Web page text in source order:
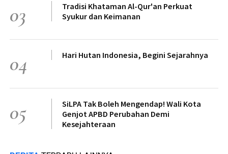
03
Tradisi Khataman Al-Qur'an Perkuat
Syukur dan Keimanan
04 Hari Hutan Indonesia, Begini Sejarahnya
05
SiLPA Tak Boleh Mengendap! Wali Kota
Genjot APBD Perubahan Demi
Kesejahteraan